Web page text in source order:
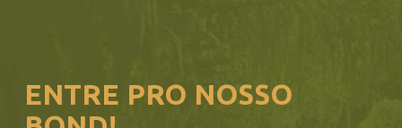
ENTRE PRO NOSSO